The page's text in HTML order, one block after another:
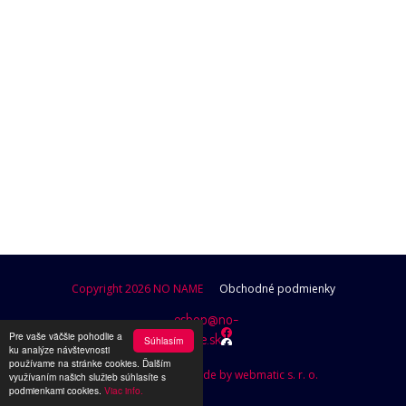
Súhlasím
Pre vaše väčšie pohodlie a
ku analýze návštevnosti
používame na stránke cookies. Ďalším
využívaním našich služieb súhlasíte s
podmienkami cookies. Viac info.
Copyright 2026 NO NAME Obchodné podmienky
eshop@no-
name.sk
Design by Brutusik, Code by webmatic s. r. o.